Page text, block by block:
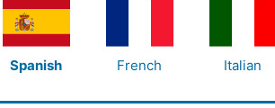
Spanish French Italian